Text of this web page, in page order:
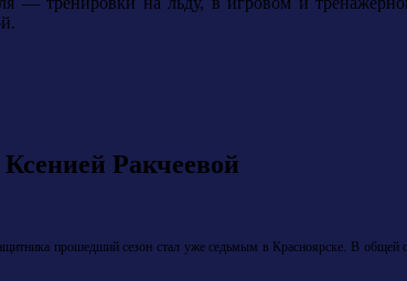
Ракчеевой️
прошедший сезон стал уже седьмым в Красноярске. В общей